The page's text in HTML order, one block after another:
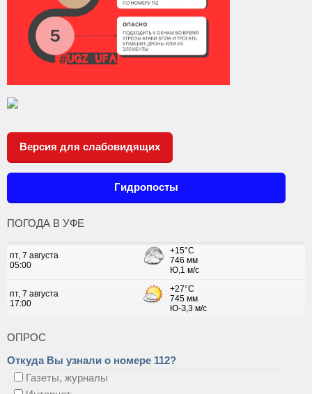
Версия для слабовидящих
Гидропосты
ПОГОДА В УФЕ
ОПРОС
Откуда Вы узнали о номере 112?
Газеты, журналы